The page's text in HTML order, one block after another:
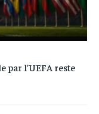
par l’UEFA reste